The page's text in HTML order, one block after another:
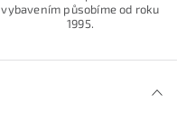
vybavením působíme od roku
1995.